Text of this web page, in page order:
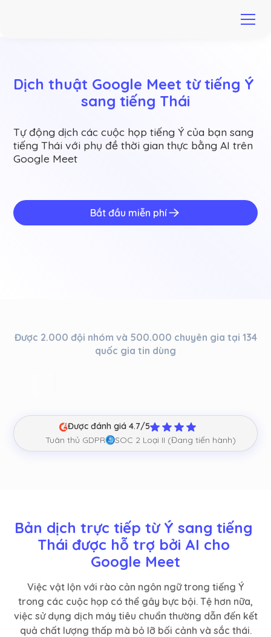
Dịch thuật Google Meet từ tiếng Ý
sang tiếng Thái
Tự động dịch các cuộc họp tiếng Ý của bạn sang
tiếng Thái với phụ đề thời gian thực bằng AI trên
Google Meet
Bắt đầu miễn phí
Được 2.000 đội nhóm và 500.000 chuyên gia tại 134
quốc gia tin dùng
Được đánh giá 4.7/5
Tuân thủ GDPR
SOC 2 Loại II (Đang tiến hành)
Bản dịch trực tiếp từ Ý sang tiếng
Thái được hỗ trợ bởi AI cho
Google Meet
Việc vật lộn với rào cản ngôn ngữ trong tiếng Ý
trong các cuộc họp có thể gây bực bội. Tệ hơn nữa,
việc sử dụng dịch máy tiêu chuẩn thường dẫn đến kết
quả chất lượng thấp mà bỏ lỡ bối cảnh và sắc thái.